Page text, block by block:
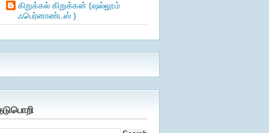
கிறுக்கல் கிறுக்கன் (ஷல்லூம்
ஃபெர்னாண்டஸ் )